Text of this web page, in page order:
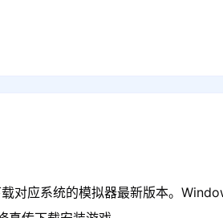
对应系统的模拟器最新版本。